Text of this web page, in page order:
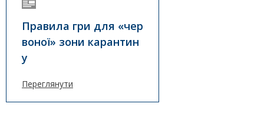
Правила гри для «чер
воної» зони карантин
у
Переглянути